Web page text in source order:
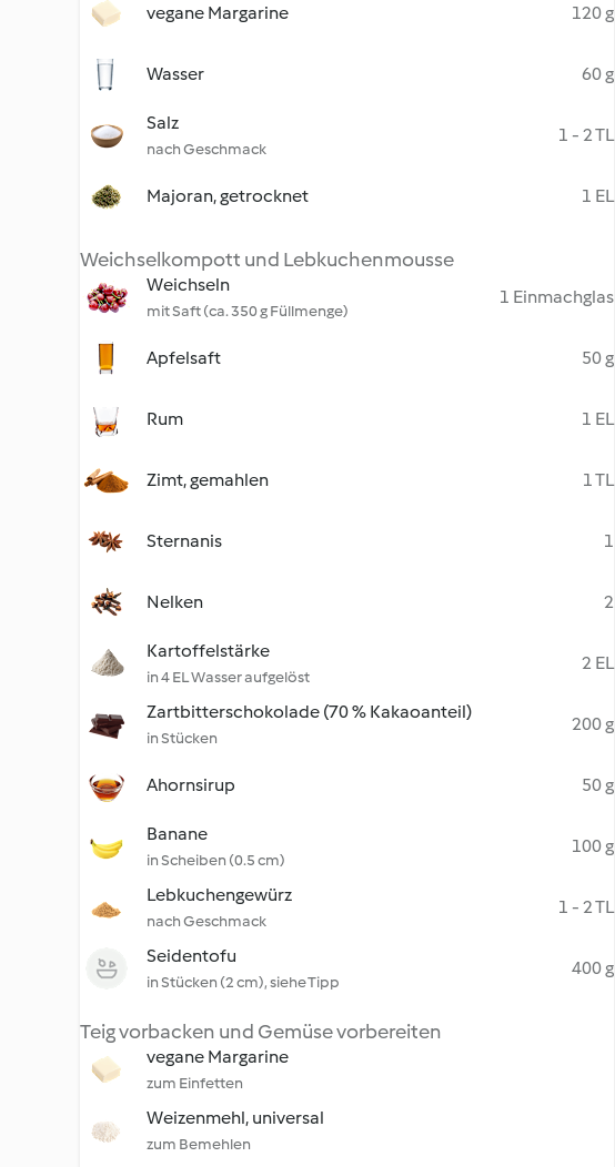
vegane Margarine 120 g
Wasser 60 g
Salz
nach Geschmack
1 - 2 TL
Majoran, getrocknet 1 EL
Weichselkompott und Lebkuchenmousse
Weichseln
mit Saft (ca. 350 g Füllmenge)
1 Einmachglas
Apfelsaft 50 g
Rum 1 EL
Zimt, gemahlen 1 TL
Sternanis 1
Nelken 2
Kartoffelstärke
in 4 EL Wasser aufgelöst
2 EL
Zartbitterschokolade (70 % Kakaoanteil)
in Stücken
200 g
Ahornsirup 50 g
Banane
in Scheiben (0.5 cm)
100 g
Lebkuchengewürz
nach Geschmack
1 - 2 TL
Seidentofu
in Stücken (2 cm), siehe Tipp
400 g
Teig vorbacken und Gemüse vorbereiten
vegane Margarine
zum Einfetten
Weizenmehl, universal
zum Bemehlen